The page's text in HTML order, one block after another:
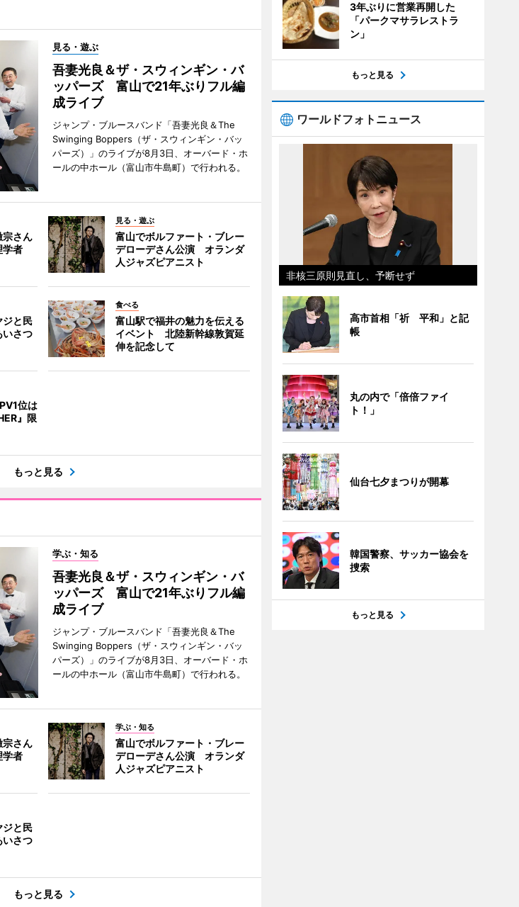
見る・遊ぶ
吾妻光良＆ザ・スウィンギン・バ
ッパーズ 富山で21年ぶりフル編
成ライブ
ジャンプ・ブルースバンド「吾妻光良＆The
Swinging Boppers（ザ・スウィンギン・バッ
パーズ）」のライブが8月3日、オーバード・ホ
ールの中ホール（富山市牛島町）で行われる。
宗さん
者
見る・遊ぶ
富山でボルファート・ブレー
デローデさん公演 オランダ
人ジャズピアニスト
ジと民
さつ
食べる
富山駅で福井の魅力を伝える
イベント 北陸新幹線敦賀延
伸を記念して
位は
』限
もっと見る
学ぶ・知る
吾妻光良＆ザ・スウィンギン・バ
ッパーズ 富山で21年ぶりフル編
成ライブ
ジャンプ・ブルースバンド「吾妻光良＆The
Swinging Boppers（ザ・スウィンギン・バッ
パーズ）」のライブが8月3日、オーバード・ホ
ールの中ホール（富山市牛島町）で行われる。
宗さん
者
学ぶ・知る
富山でボルファート・ブレー
デローデさん公演 オランダ
人ジャズピアニスト
ジと民
さつ
もっと見る
3年ぶりに営業再開した
「パークマサラレストラ
ン」
もっと見る
ワールドフォトニュース
非核三原則見直し、予断せず
高市首相「祈 平和」と記
帳
丸の内で「倍倍ファイ
ト！」
仙台七夕まつりが開幕
韓国警察、サッカー協会を
捜索
もっと見る